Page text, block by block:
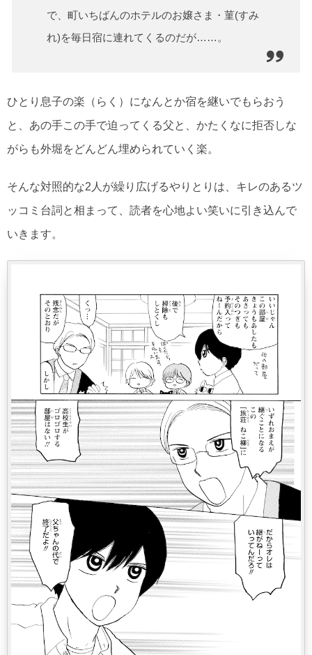
で、町いちばんのホテルのお嬢さま・菫(すみ
れ)を毎日宿に連れてくるのだが……。
ひとり息子の楽（らく）になんとか宿を継いでもらおう
と、あの手この手で迫ってくる父と、かたくなに拒否しな
がらも外堀をどんどん埋められていく楽。
そんな対照的な2人が繰り広げるやりとりは、キレのあるツ
ッコミ台詞と相まって、読者を心地よい笑いに引き込んで
いきます。